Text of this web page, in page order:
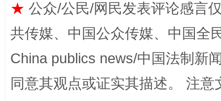
★ 公众/公民/网民发表评论感言
共传媒、中国公众传媒、中国全
China publics news/中国法制新
同意其观点或证实其描述。 注